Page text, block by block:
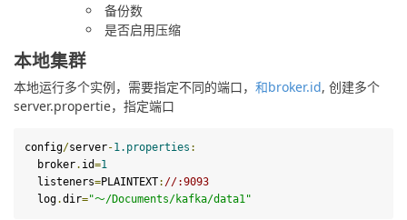
备份数
是否启用压缩
本地集群
本地运行多个实例，需要指定不同的端口， 和broker.id, 创建多个
server.propertie，指定端口
config/server-1. properties :
  broker
. id=1
  listeners
=PLAINTEXT: //:9093
log.dir="～/Documents/kafka/data1"